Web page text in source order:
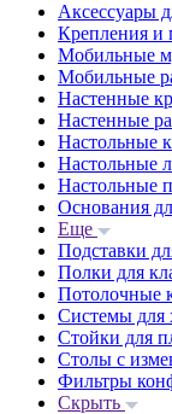
Аксессуары
Крепления и
Мобильные
Мобильные
Настенные
Настенные
Настольные
Настольные
Настольные
Основания
Еще
Подставки
Полки для
Потолочные
Системы для
Стойки для
Столы с
Фильтры
Скрыть